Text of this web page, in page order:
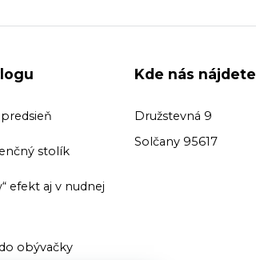
stolík
efekt aj v nudnej
obývačky
Kde nás nájdete
Družstevná 9
Solčany 95617